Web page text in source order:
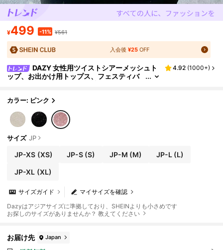
¥499 -11% ¥561
入会後¥25 OFF
DAZY 女性用ツイストシアーメッシュト
ップ、お出かけ用トップス、フェスティバ
4.92 (1000+)
カラー: ピンク
サイズ JP
JP-XS (XS) JP-S (S) JP-M (M) JP-L(L)
JP-XL (XL)
マイサイズを確認
サイズガイド
Dazyはアジアサイズに準拠しており、SHEINよりも小さめです
お探しのサイズがありませんか？ 教えてください
お届け先 Japan